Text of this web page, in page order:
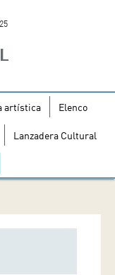
artística Elenco
Lanzadera Cultural